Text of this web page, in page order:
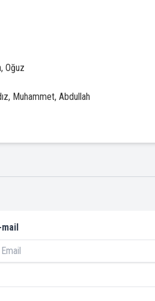
Oğuz
Muhammet, Abdullah
mail